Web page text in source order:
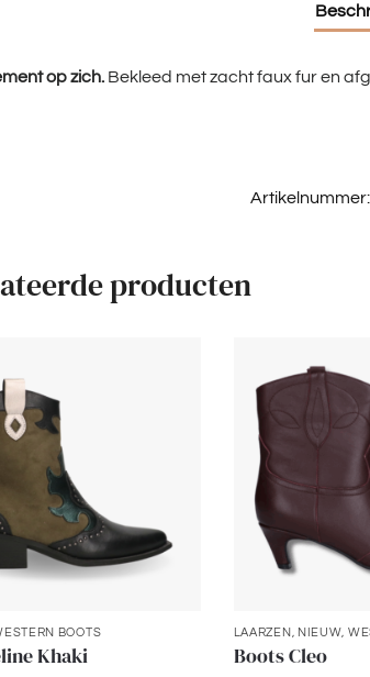
op zich.Bekleed met zacht faux fur en
Artikelnummer:
producten
BOOTS
Khaki
LAARZEN , NIEUW,
Boots Cleo